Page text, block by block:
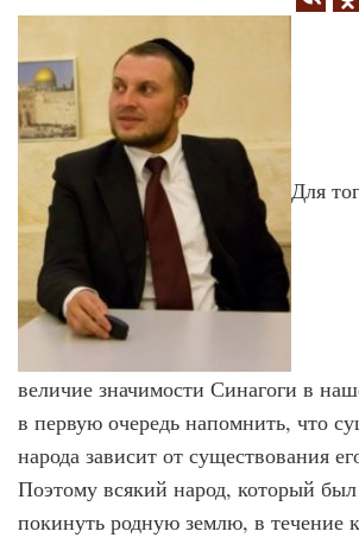
Для
величие значимости Синагоги в
в первую очередь напомнить, что
народа зависит от существования
Поэтому всякий народ, который
покинуть родную землю, в течение